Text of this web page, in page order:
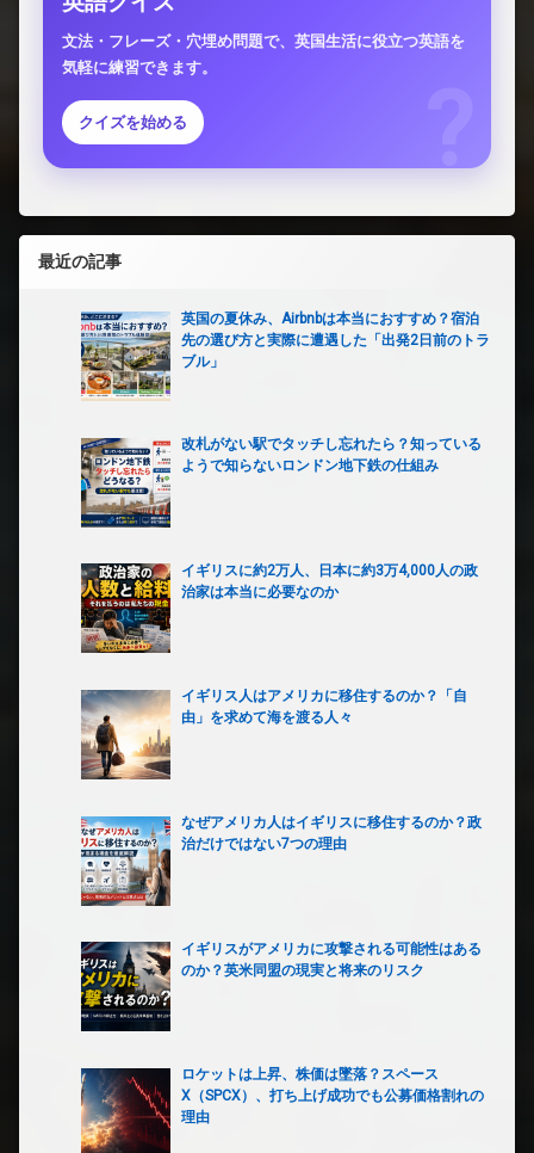
文法・フレーズ・穴埋め問題で、英国生活に役立つ英語を
気軽に練習できます。
クイズを始める
最近の記事
英国の夏休み、Airbnbは本当におすすめ？宿泊
先の選び方と実際に遭遇した「出発2日前のトラ
ブル」
改札がない駅でタッチし忘れたら？知っている
ようで知らないロンドン地下鉄の仕組み
イギリスに約2万人、日本に約3万4,000人の政
治家は本当に必要なのか
イギリス人はアメリカに移住するのか？「自
由」を求めて海を渡る人々
なぜアメリカ人はイギリスに移住するのか？政
治だけではない7つの理由
イギリスがアメリカに攻撃される可能性はある
のか？英米同盟の現実と将来のリスク
ロケットは上昇、株価は墜落？スペース
X（SPCX）、打ち上げ成功でも公募価格割れの
理由